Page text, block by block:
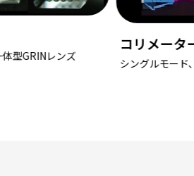
ド用
シリコンフォト